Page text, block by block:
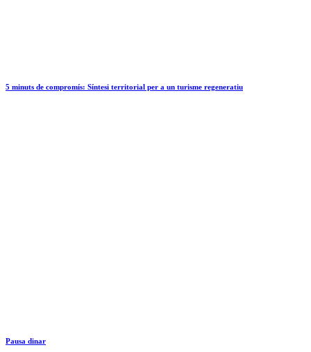
5 minuts de compromís: Síntesi territorial per a un turisme regeneratiu
Pausa dinar